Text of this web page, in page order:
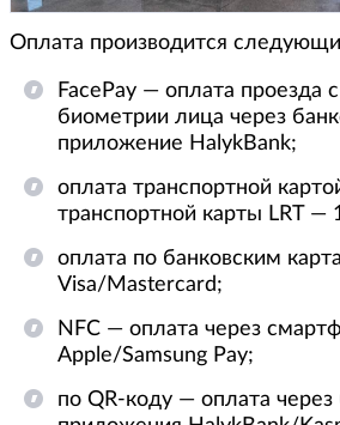
Оплата производится
FacePay — оплата
биометрии лица через
приложение HalykBank;
оплата транспортной
транспортной карты LRT —
оплата по банковским
Visa/Mastercard;
NFC — оплата через
Apple/Samsung Pay;
по QR-коду — оплата через